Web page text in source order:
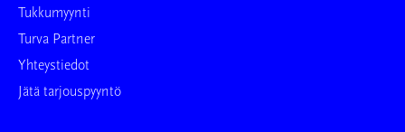
Tukkumyynti
Turva Partner
Yhteystiedot
Jätä tarjouspyyntö